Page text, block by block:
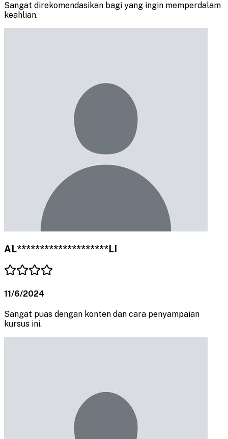
Sangat direkomendasikan bagi yang ingin memperdalam
keahlian.
AL********************LI
11/6/2024
Sangat puas dengan konten dan cara penyampaian
kursus ini.